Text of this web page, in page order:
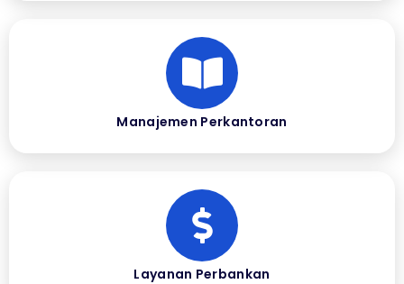
Manajemen Perkantoran
Layanan Perbankan